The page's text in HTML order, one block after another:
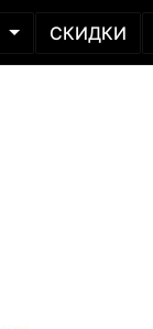
СКИДКИ